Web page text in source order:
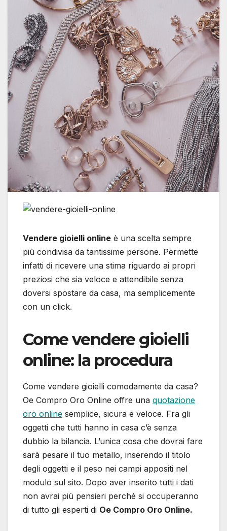
Vendere gioielli online è una scelta sempre
più condivisa da tantissime persone. Permette
infatti di ricevere una stima riguardo ai propri
preziosi che sia veloce e attendibile senza
doversi spostare da casa, ma semplicemente
con un click.
Come vendere gioielli
online: la procedura
Come vendere gioielli comodamente da casa?
Oe Compro Oro Online offre una quotazione
oro online semplice, sicura e veloce. Fra gli
oggetti che tutti hanno in casa c’è senza
dubbio la bilancia. L’unica cosa che dovrai fare
sarà pesare il tuo metallo, inserendo il titolo
degli oggetti e il peso nei campi appositi nel
modulo sul sito. Dopo aver inserito tutti i dati
non avrai più pensieri perché si occuperanno
di tutto gli esperti di Oe Compro Oro Online.